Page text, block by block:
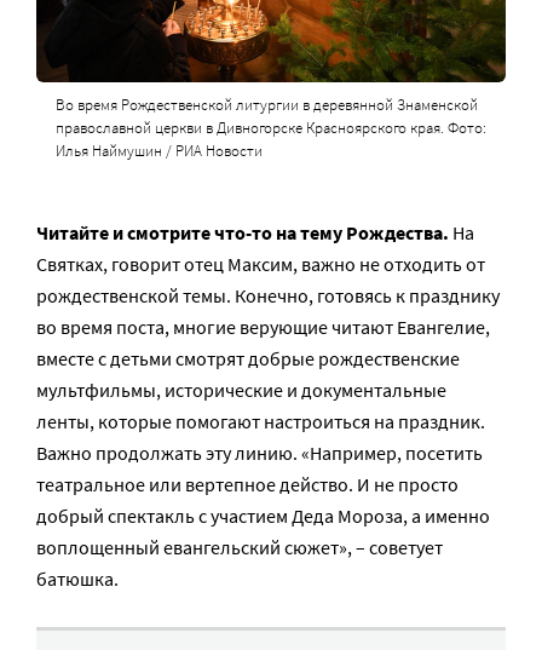
Во время Рождественской литургии в деревянной Знаменской
православной церкви в Дивногорске Красноярского края. Фото:
Илья Наймушин / РИА Новости
Читайте и смотрите что-то на тему Рождества. На
Святках, говорит отец Максим, важно не отходить от
рождественской темы. Конечно, готовясь к празднику
во время поста, многие верующие читают Евангелие,
вместе с детьми смотрят добрые рождественские
мультфильмы, исторические и документальные
ленты, которые помогают настроиться на праздник.
Важно продолжать эту линию. «Например, посетить
театральное или вертепное действо. И не просто
добрый спектакль с участием Деда Мороза, а именно
воплощенный евангельский сюжет», – советует
батюшка.